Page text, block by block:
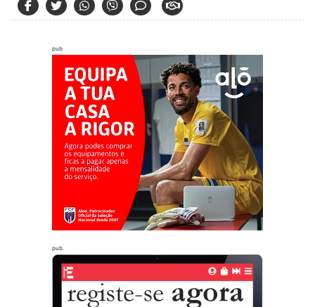
pub
pub.